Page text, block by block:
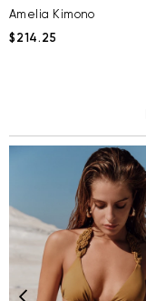
Amelia Kimono
$214.25